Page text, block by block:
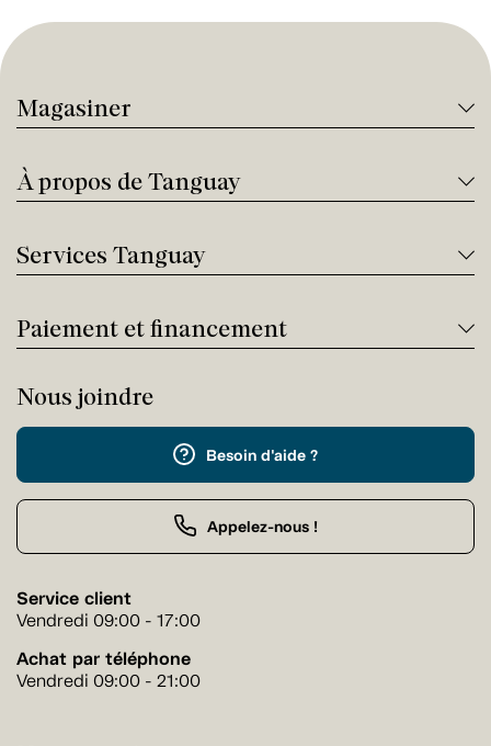
Magasiner
À propos de Tanguay
Services Tanguay
Paiement et financement
Nous joindre
Besoin d'aide ?
Appelez-nous !
Service client
Vendredi 09:00 - 17:00
Achat par téléphone
Vendredi 09:00 - 21:00